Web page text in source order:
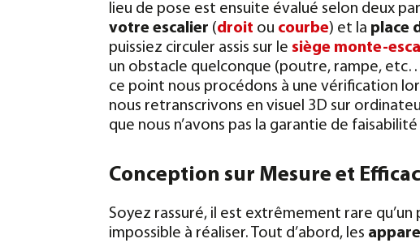
lieu de pose est ensuite évalué selon deux
votre escalier (droit ou courbe) et la place
puissiez circuler assis sur le siège monte-
un obstacle quelconque (poutre, rampe,
ce point nous procédons à une vérification
nous retranscrivons en visuel 3D sur
que nous n’avons pas la garantie de
Conception sur Mesure et
Soyez rassuré, il est extrêmement rare
impossible à réaliser. Tout d’abord, les